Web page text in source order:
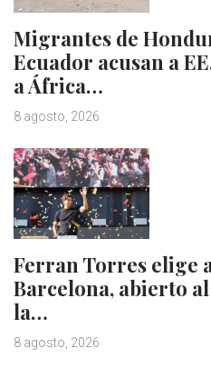
Migrantes de
Ecuador acusan a
a África…
8 agosto, 2026
Ferran Torres elige
Barcelona, abierto
la…
8 agosto, 2026